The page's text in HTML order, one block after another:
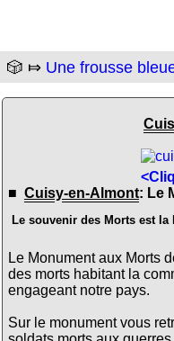
🎲 ⤇ Une frousse
■ Cuisy-en-Almont: Le
Le souvenir des Morts est la
Le Monument aux Morts
des morts habitant la
engageant notre pays.
Sur le monument vous